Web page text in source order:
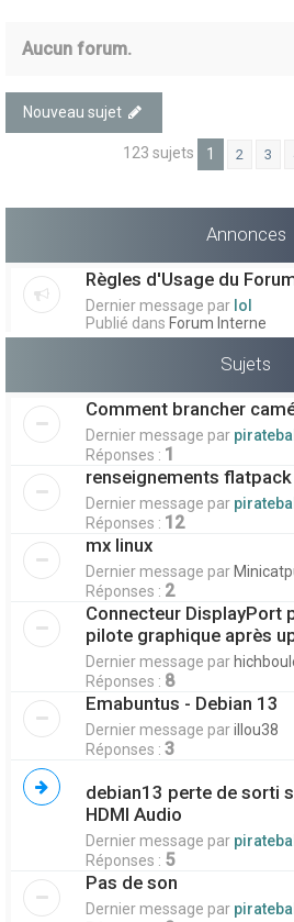
Aucun forum.
Nouveau sujet
123 sujets 1 2 3
Annonces
Règles d'Usage du
Dernier message par lol
Publié dans Forum Interne
Sujets
Comment brancher
Dernier message par
Réponses : 1
renseignements
Dernier message par
Réponses : 12
mx linux
Dernier message par
Réponses : 2
Connecteur DisplayPort
pilote graphique après
Dernier message par
Réponses : 8
Emabuntus - Debian 13
Dernier message parillou38
Réponses : 3
debian13 perte de sorti
HDMI Audio
Dernier message par
Réponses : 5
Pas de son
Dernier message par